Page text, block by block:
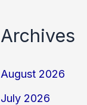
Archives
August 2026
July 2026